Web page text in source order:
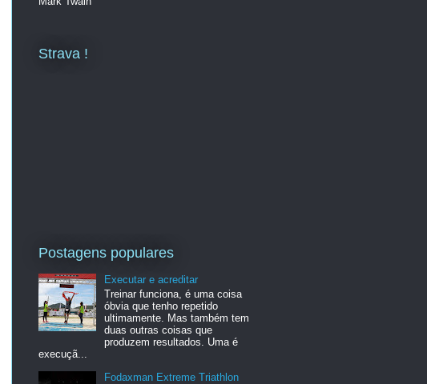
Strava !
Postagens populares
Executar e acreditar
Treinar funciona, é uma coisa
óbvia que tenho repetido
ultimamente. Mas também tem
duas outras coisas que
produzem resultados. Uma é
execuçã...
Fodaxman Extreme Triathlon